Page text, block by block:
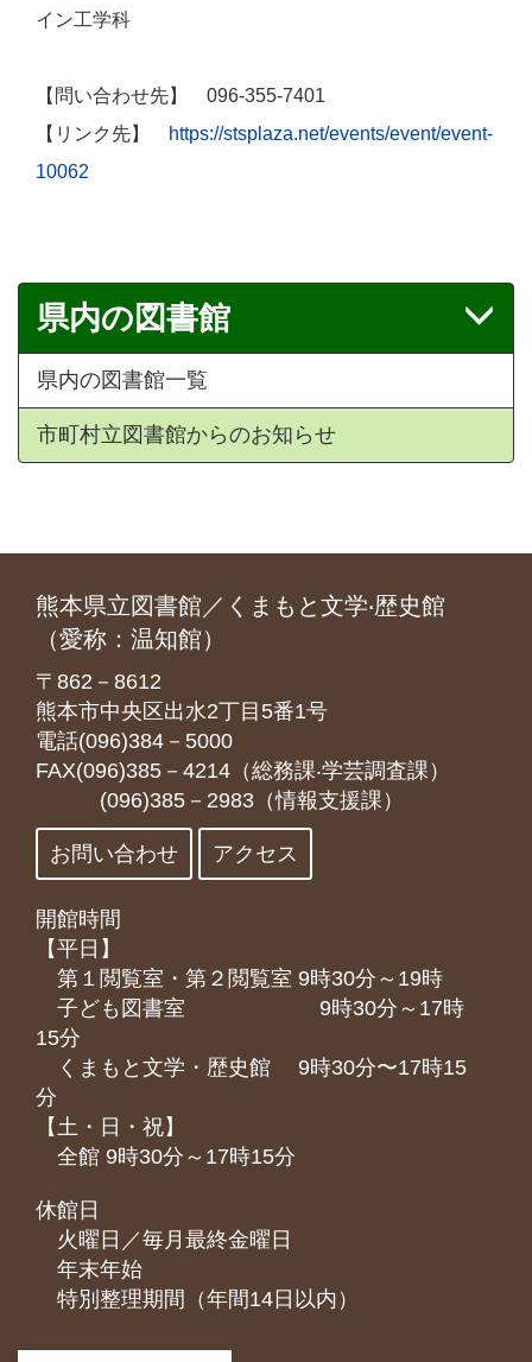
イン工学科
【問い合わせ先】 096-355-7401
【リンク先】
https://stsplaza.net/events/event/event-
10062
県内の図書館
県内の図書館一覧
市町村立図書館からのお知らせ
熊本県立図書館／くまもと文学‧歴史館
（愛称：温知館）
〒862－8612
熊本市中央区出水2丁目5番1号
電話(096)384－5000
FAX(096)385－4214（総務課‧学芸調査課）
(096)385－2983（情報支援課）
お問い合わせ アクセス
開館時間
【平日】
第１閲覧室・第２閲覧室 9時30分～19時
子ども図書室 9時30分～17時
15分
くまもと⽂学・歴史館 9時30分〜17時15
分
【土・日・祝】
全館 9時30分～17時15分
休館日
火曜日／毎月最終金曜日
年末年始
特別整理期間（年間14日以内）